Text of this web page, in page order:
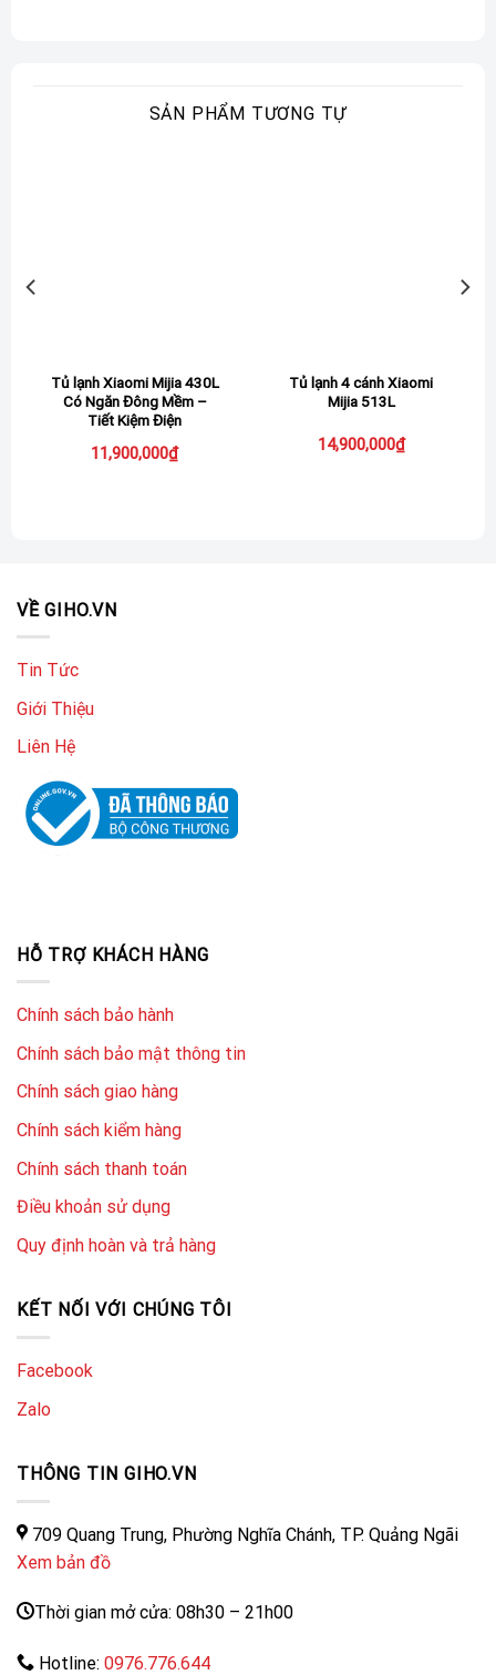
SẢN PHẨM TƯƠNG TỰ
Tủ lạnh Xiaomi Mijia 430L
Có Ngăn Đông Mềm –
Tiết Kiệm Điện
11,900,000₫
Tủ lạnh 4 cánh Xiaomi
Mijia 513L
14,900,000₫
VỀ GIHO.VN
Tin Tức
Giới Thiệu
Liên Hệ
HỖ TRỢ KHÁCH HÀNG
Chính sách bảo hành
Chính sách bảo mật thông tin
Chính sách giao hàng
Chính sách kiểm hàng
Chính sách thanh toán
Điều khoản sử dụng
Quy định hoàn và trả hàng
KẾT NỐI VỚI CHÚNG TÔI
Facebook
Zalo
THÔNG TIN GIHO.VN
709 Quang Trung, Phường Nghĩa Chánh, TP. Quảng Ngãi
Xem bản đồ
Thời gian mở cửa: 08h30 – 21h00
Hotline: 0976.776.644